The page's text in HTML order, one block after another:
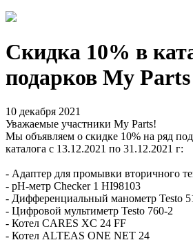
Скидка 10% в
подарков My Parts
10 декабря 2021
Уважаемые участники My Parts!
Мы объявляем о скидке 10% на ряд
каталога с 13.12.2021 по 31.12.2021 г:
- Адаптер для промывки вторичного
- pH-метр Checker 1 HI98103
- Дифференциальный манометр Testo
- Цифровой мультиметр Testo 760-2
- Котел CARES XC 24 FF
- Котел ALTEAS ONE NET 24